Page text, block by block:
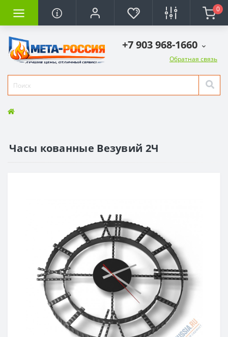
0
+7 903 968-1660
Обратная связь
Часы кованные Везувий 2Ч